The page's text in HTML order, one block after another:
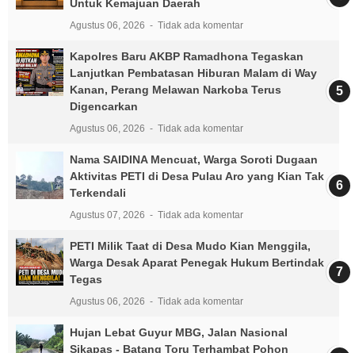
Untuk Kemajuan Daerah
Agustus 06, 2026 Tidak ada komentar
Kapolres Baru AKBP Ramadhona Tegaskan
Lanjutkan Pembatasan Hiburan Malam di Way
Kanan, Perang Melawan Narkoba Terus
Digencarkan
Agustus 06, 2026 Tidak ada komentar
Nama SAIDINA Mencuat, Warga Soroti Dugaan
Aktivitas PETI di Desa Pulau Aro yang Kian Tak
Terkendali
Agustus 07, 2026 Tidak ada komentar
PETI Milik Taat di Desa Mudo Kian Menggila,
Warga Desak Aparat Penegak Hukum Bertindak
Tegas
Agustus 06, 2026 Tidak ada komentar
Hujan Lebat Guyur MBG, Jalan Nasional
Sikapas - Batang Toru Terhambat Pohon